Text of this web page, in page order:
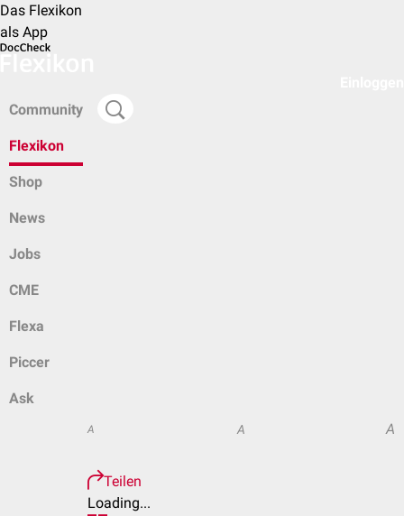
Das Flexikon
als App
Community
Flexikon
Shop
News
Jobs
CME
Flexa
Piccer
Ask
A A A
Teilen
Loading...